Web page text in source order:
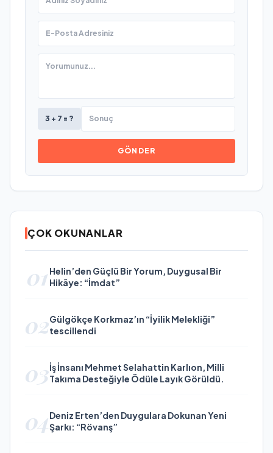
3 + 7 = ?
GÖNDER
ÇOK OKUNANLAR
01 Helin’den Güçlü Bir Yorum, Duygusal Bir
Hikâye: “İmdat”
02Gülgökçe Korkmaz’ın “İyilik Melekliği”
tescillendi
03İş İnsanı Mehmet Selahattin Karlıon, Milli
Takıma Desteğiyle Ödüle Layık Görüldü.
04Deniz Erten’den Duygulara Dokunan Yeni
Şarkı: “Rövanş”